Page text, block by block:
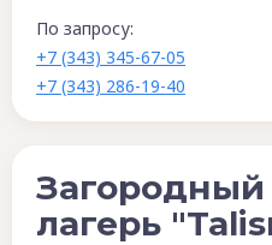
По запросу:
+7 (343) 345-67-05
+7 (343) 286-19-40
лагерь